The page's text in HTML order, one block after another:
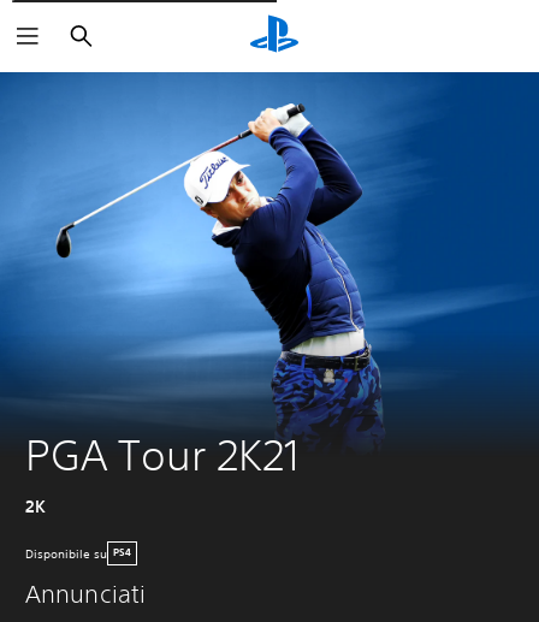
Cerca
PGA Tour 2K21
2K
Disponibile su PS4
Annunciati